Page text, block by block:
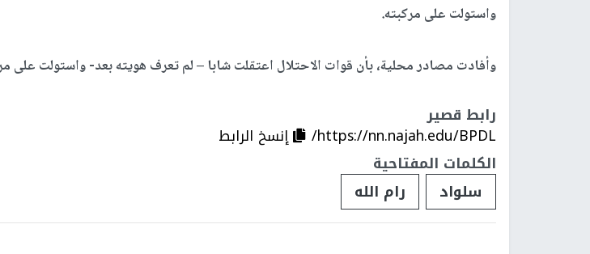
واستولت على مركبته.
وأفادت مصادر محلية، بأن قوات الاحتلال اعتقلت شابا – لم تعرف هويته بعد- واستولت على
رابط قصير
https://nn.najah.edu/BPDL/
إنسخ الرابط
الكلمات المفتاحية
سلواد
رام الله